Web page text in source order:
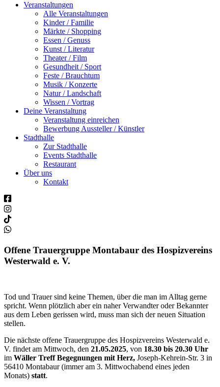
Veranstaltungen
Alle Veranstaltungen
Kinder / Familie
Märkte / Shopping
Essen / Genuss
Kunst / Literatur
Theater / Film
Gesundheit / Sport
Feste / Brauchtum
Musik / Konzerte
Natur / Landschaft
Wissen / Vortrag
Deine Veranstaltung
Veranstaltung einreichen
Bewerbung Aussteller / Künstler
Stadthalle
Zur Stadthalle
Events Stadthalle
Restaurant
Über uns
Kontakt
Offene Trauergruppe Montabaur des Hospizvereins
Westerwald e. V.
Tod und Trauer sind keine Themen, über die man im Alltag gerne
spricht. Wenn plötzlich aber ein naher Verwandter oder Bekannter
aus dem Leben gerissen wird, muss man sich der neuen Situation
stellen.
Die nächste offene Trauergruppe des Hospizvereins Westerwald e.
V. findet am Mittwoch, den 21.05.2025, von 18.30 bis 20.30 Uhr
im Wäller Treff Begegnungen mit Herz, Joseph-Kehrein-Str. 3 in
56410 Montabaur (immer am 3. Mittwochabend eines jeden
Monats) statt.